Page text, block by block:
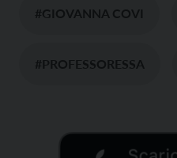
#GIOVANNA COVI
#PROFESSORESSA